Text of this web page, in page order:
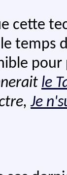
cette
temps
le
Je